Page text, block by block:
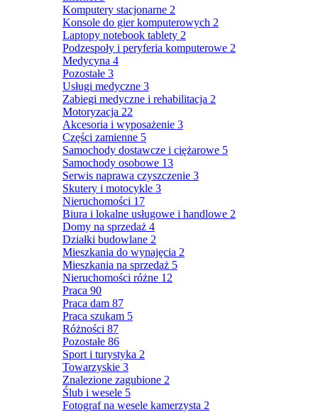
Komputery stacjonarne 2
Konsole do gier komputerowych 2
Laptopy notebook tablety 2
Podzespoły i peryferia komputerowe 2
Medycyna 4
Pozostałe 3
Usługi medyczne 3
Zabiegi medyczne i rehabilitacja 2
Motoryzacja 22
Akcesoria i wyposażenie 3
Części zamienne 5
Samochody dostawcze i ciężarowe 5
Samochody osobowe 13
Serwis naprawa czyszczenie 3
Skutery i motocykle 3
Nieruchomości 17
Biura i lokalne usługowe i handlowe 2
Domy na sprzedaż 4
Działki budowlane 2
Mieszkania do wynajęcia 2
Mieszkania na sprzedaż 5
Nieruchomości różne 12
Praca 90
Praca dam 87
Praca szukam 5
Różności 87
Pozostałe 86
Sport i turystyka 2
Towarzyskie 3
Znalezione zagubione 2
Ślub i wesele 5
Fotograf na wesele kamerzysta 2